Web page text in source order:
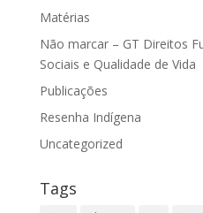
Matérias
Não marcar – GT Direitos
Sociais e Qualidade de Vida
Publicações
Resenha Indígena
Uncategorized
Tags